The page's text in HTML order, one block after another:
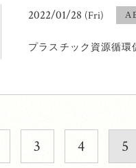
2022/01/28 (Fri)
プラスチック資源循
3 4 5